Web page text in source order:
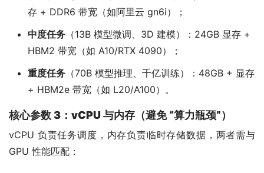
存 + DDR6 带宽（如阿里云 gn6i）；
中度任务 （13B 模型微调、3D 建模）：24GB 显存 +
HBM2 带宽（如 A10/RTX 4090）；
重度任务 （70B 模型推理、千亿训练）：48GB + 显存
+ HBM2e 带宽（如 L20/A100）。
核心参数 3：vCPU 与内存（避免 “算力瓶颈”）
vCPU 负责任务调度，内存负责临时存储数据，两者需与
GPU 性能匹配：